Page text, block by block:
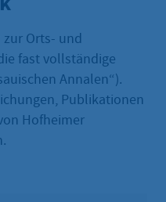
Orts- und
fast vollständige
Annalen“).
Publikationen
Hofheimer